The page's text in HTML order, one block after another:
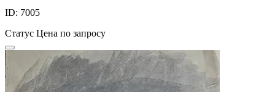
ID: 7005
Статус Цена по запросу